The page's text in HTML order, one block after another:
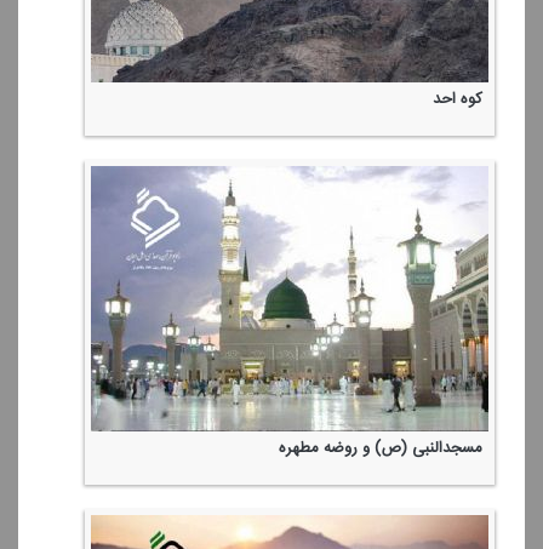
كوه احد
مسجدالنبی (ص) و روضه مطهره